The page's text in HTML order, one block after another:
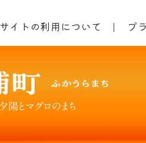
サイトの利用について プ